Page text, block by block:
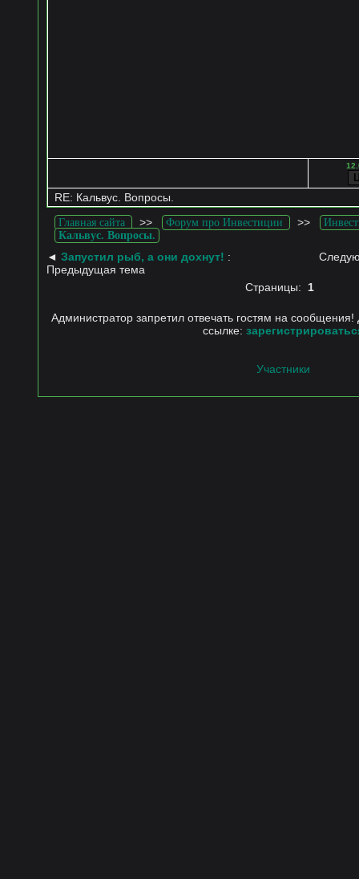
RE: Кальвус. Вопросы.
Главная сайта >> Форум про Инвестиции >>
Кальвус. Вопросы.
◄Запустил рыб, а они дохнут! :
Предыдущая тема
Страницы: 1
Администратор запретил отвечать гостям на
ссылке:
Участники